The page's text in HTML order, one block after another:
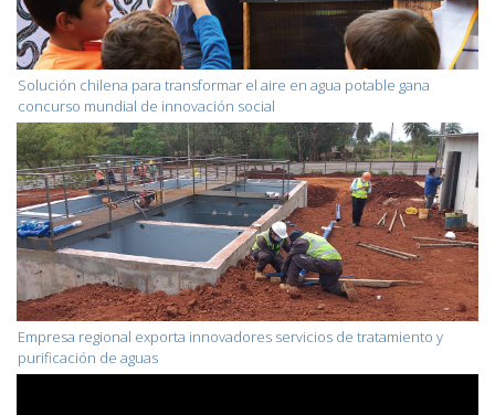
Solución chilena para transformar el aire en agua potable gana
concurso mundial de innovación social
Empresa regional exporta innovadores servicios de tratamiento y
purificación de aguas